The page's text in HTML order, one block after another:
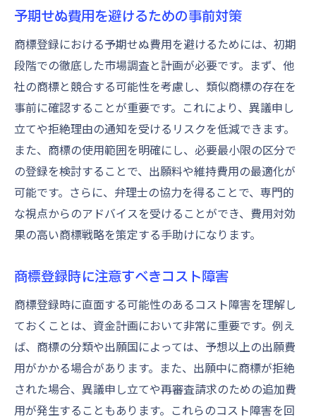
予期せぬ費用を避けるための事前対策
商標登録における予期せぬ費用を避けるためには、初期
段階での徹底した市場調査と計画が必要です。まず、他
社の商標と競合する可能性を考慮し、類似商標の存在を
事前に確認することが重要です。これにより、異議申し
立てや拒絶理由の通知を受けるリスクを低減できます。
また、商標の使用範囲を明確にし、必要最小限の区分で
の登録を検討することで、出願料や維持費用の最適化が
可能です。さらに、弁理士の協力を得ることで、専門的
な視点からのアドバイスを受けることができ、費用対効
果の高い商標戦略を策定する手助けになります。
商標登録時に注意すべきコスト障害
商標登録時に直面する可能性のあるコスト障害を理解し
ておくことは、資金計画において非常に重要です。例え
ば、商標の分類や出願国によっては、予想以上の出願費
用がかかる場合があります。また、出願中に商標が拒絶
された場合、異議申し立てや再審査請求のための追加費
用が発生することもあります。これらのコスト障害を回